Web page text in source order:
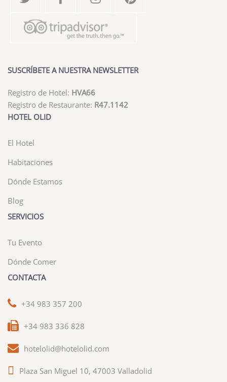
SUSCRÍBETE A NUESTRA NEWSLETTER
Registro de Hotel: HVA66
Registro de Restaurante: R47.1142
HOTEL OLID
El Hotel
Habitaciones
Dónde Estamos
Blog
SERVICIOS
Tu Evento
Dónde Comer
CONTACTA
+34 983 357 200
+34 983 336 828
hotelolid@hotelolid.com
Plaza San Miguel 10, 47003 Valladolid